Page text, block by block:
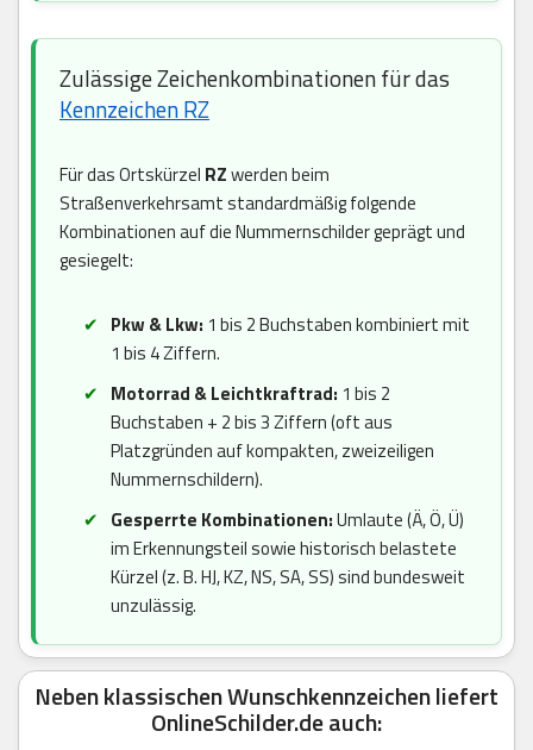
Zulässige Zeichenkombinationen für das
Kennzeichen RZ
Für das Ortskürzel RZwerden beim
Straßenverkehrsamt standardmäßig folgende
Kombinationen auf die Nummernschilder geprägt und
gesiegelt:
Pkw & Lkw: 1 bis 2 Buchstaben kombiniert mit
1 bis 4 Ziffern.
Motorrad & Leichtkraftrad: 1 bis 2
Buchstaben + 2 bis 3 Ziffern (oft aus
Platzgründen auf kompakten, zweizeiligen
Nummernschildern).
Gesperrte Kombinationen:Umlaute (Ä, Ö, Ü)
im Erkennungsteil sowie historisch belastete
Kürzel (z. B. HJ, KZ, NS, SA, SS) sind bundesweit
unzulässig.
Neben klassischen Wunschkennzeichen liefert
OnlineSchilder.de auch: